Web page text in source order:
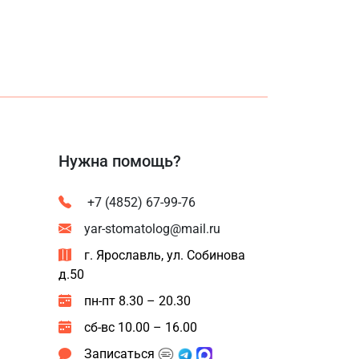
Нужна помощь?
+7 (4852) 67-99-76
yar-stomatolog@mail.ru
г. Ярославль, ул. Собинова
д.50
пн-пт 8.30 – 20.30
сб-вс 10.00 – 16.00
Записаться